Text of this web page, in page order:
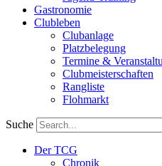
Gastronomie
Clubleben
Clubanlage
Platzbelegung
Termine &
Clubmeisterschaften
Rangliste
Flohmarkt
Suche
Der TCG
Chronik